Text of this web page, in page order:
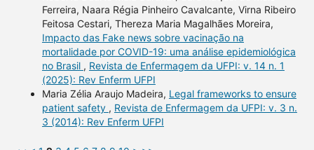
Ferreira, Naara Régia Pinheiro Cavalcante, Virna Ribeiro
Feitosa Cestari, Thereza Maria Magalhães Moreira,
Impacto das Fake news sobre vacinação na
mortalidade por COVID-19: uma análise epidemiológica
no Brasil , Revista de Enfermagem da UFPI: v. 14 n. 1
(2025): Rev Enferm UFPI
Maria Zélia Araujo Madeira, Legal frameworks to ensure
patient safety , Revista de Enfermagem da UFPI: v. 3 n.
3 (2014): Rev Enferm UFPI